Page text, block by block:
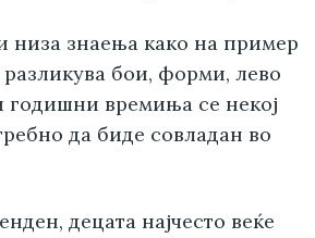
низа знаења како на пример
бои, форми, лево
годишни времиња се некој
да биде совладан во
децата најчесто веќе